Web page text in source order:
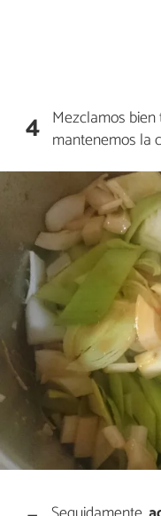
4 Mezclamos
mantenemos la